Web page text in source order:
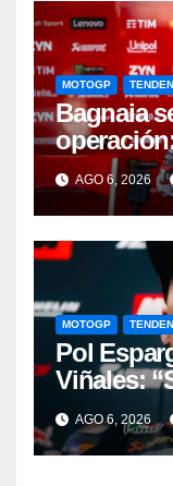
MOTOGP
Bagnaia
durante el
AGO 6, 2026
MOTOGP
Pol
Viñales:
juzgan; si
AGO 6, 2026